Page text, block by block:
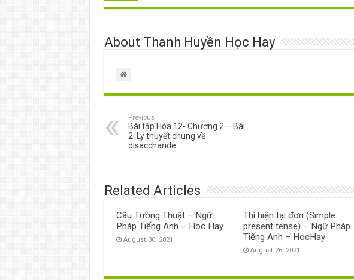
About Thanh Huyền Học Hay
Previous
Bài tập Hóa 12- Chương 2 – Bài
2: Lý thuyết chung về
disaccharide
Related Articles
Câu Tường Thuật – Ngữ
Pháp Tiếng Anh – Học Hay
August 30, 2021
Thì hiện tại đơn (Simple
present tense) – Ngữ Pháp
Tiếng Anh – HocHay
August 26, 2021